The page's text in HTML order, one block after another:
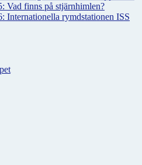
Vad finns på stjärnhimlen?
Internationella rymdstationen ISS